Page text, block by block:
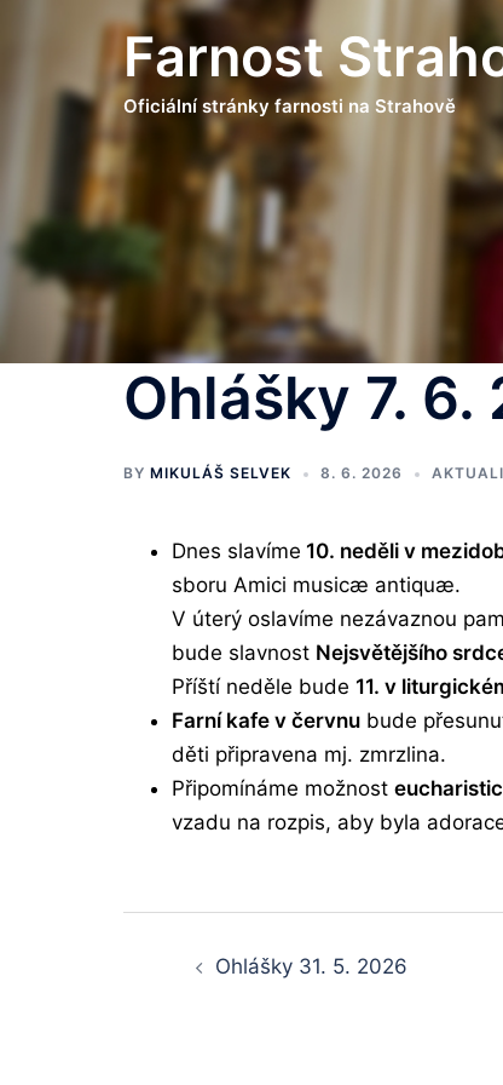
content
Farnost
Oficiální stránky farnosti na Strahově
Ohlášky 7. 6.
BY MIKULÁŠ SELVEK 8. 6. 2026
Dnes slavíme 10. neděli v
sboru Amici musicæ antiquæ.
V úterý oslavíme nezávaznou
bude slavnost Nejsvětějšího
Příští neděle bude 11. v
Farní kafe v červnu bude
děti připravena mj. zmrzlina.
Připomínáme možnost
vzadu na rozpis, aby byla
navigation
Ohlášky 31. 5. 2026